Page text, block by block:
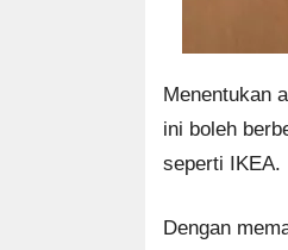
Menentukan
ini boleh
seperti IKEA.
Dengan